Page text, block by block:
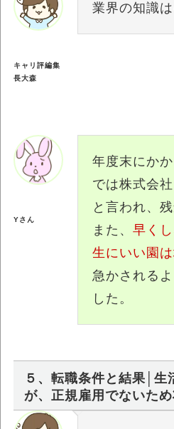
キャリ評編集
長大森
業界の知識
年度末にか
では株式会
と言われ、
また、 早く
生にいい園
急かされる
した。
Yさん
５、転職条件と結果│生
が、正規雇用でないた